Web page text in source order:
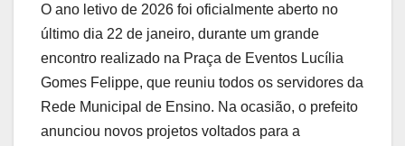
O ano letivo de 2026 foi oficialmente aberto no
último dia 22 de janeiro, durante um grande
encontro realizado na Praça de Eventos Lucília
Gomes Felippe, que reuniu todos os servidores da
Rede Municipal de Ensino. Na ocasião, o prefeito
anunciou novos projetos voltados para a